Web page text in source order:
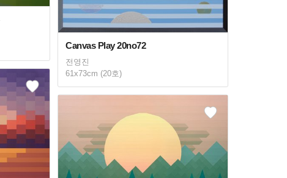
Canvas Play 20no72
전영진
61x73cm (20호)